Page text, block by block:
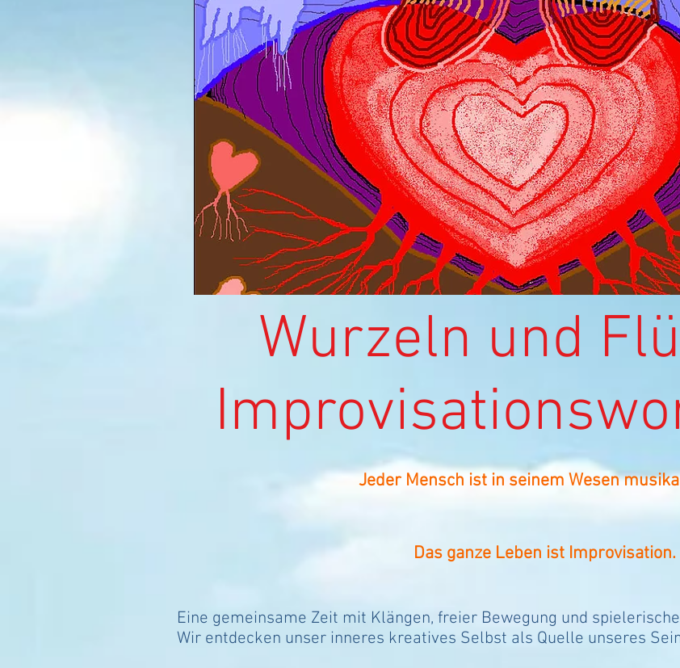
Jeder Mensch ist in seinem Wesen
Das ganze Leben ist Improvisation.
Eine gemeinsame Zeit mit Klängen, freier Bewegung und
Wir entdecken unser inneres kreatives Selbst als Quelle unseres
Wurzeln und